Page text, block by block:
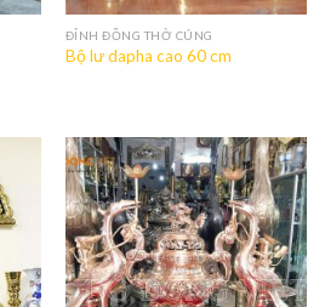
ĐỈNH ĐỒNG THỜ CÚNG
Bộ lư dapha cao 60 cm